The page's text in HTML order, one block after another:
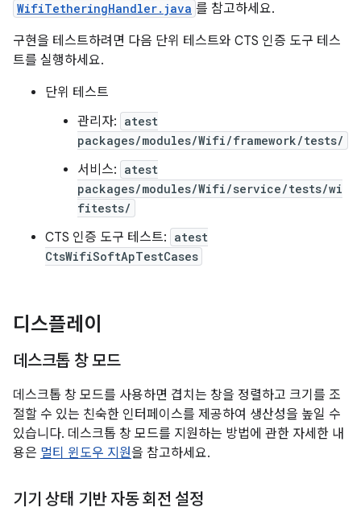
WifiTetheringHandler.java 를 참고하세요.
구현을 테스트하려면 다음 단위 테스트와 CTS 인증 도구 테스
트를 실행하세요.
단위 테스트
관리자: atest
packages/modules/Wifi/framework/tests/
서비스: atest
packages/modules/Wifi/service/tests/wi
fitests/
CTS 인증 도구 테스트: atest
CtsWifiSoftApTestCases
디스플레이
데스크톱 창 모드
데스크톱 창 모드를 사용하면 겹치는 창을 정렬하고 크기를 조
절할 수 있는 친숙한 인터페이스를 제공하여 생산성을 높일 수
있습니다. 데스크톱 창 모드를 지원하는 방법에 관한 자세한 내
용은 멀티 윈도우 지원을 참고하세요.
기기 상태 기반 자동 회전 설정